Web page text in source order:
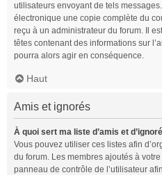
utilisateurs envoyant de tels
électronique une copie complète du
reçu à un administrateur du forum. Il
têtes contenant des informations sur
pourra alors agir en conséquence.
Haut
Amis et ignorés
À quoi sert ma liste d’amis et
Vous pouvez utiliser ces listes afin
du forum. Les membres ajoutés à
panneau de contrôle de l’utilisateur